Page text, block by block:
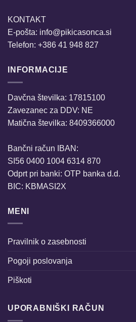
KONTAKT
E-pošta: info@pikicasonca.si
Telefon: +386 41 948 827
INFORMACIJE
Davčna številka: 17815100
Zavezanec za DDV: NE
Matična številka: 8409366000
Bančni račun IBAN:
SI56 0400 1004 6314 870
Odprt pri banki: OTP banka d.d.
BIC: KBMASI2X
MENI
Pravilnik o zasebnosti
Pogoji poslovanja
Piškoti
UPORABNIŠKI RAČUN